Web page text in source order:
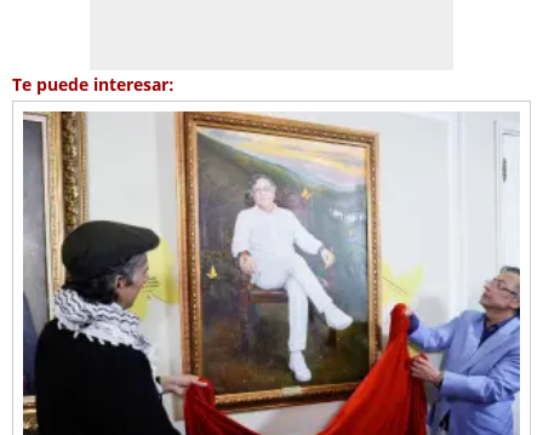
Te puede interesar: